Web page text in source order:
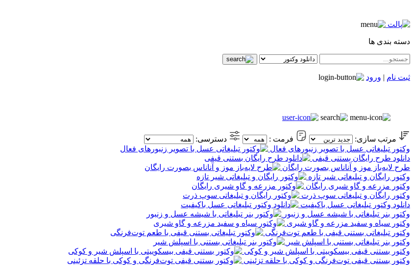
دسته بندی ها
ثبت نام | ورود
مرتب سازی: فرمت :
دسترسی:
وکتور تبلیغاتی عسل با تصویر زنبورهای فعال
دانلود طرح رایگان بستنی قیفی
طرح لایه‌باز موز و آناناس بصورت رایگان
وکتور رایگان و تبلیغاتی شیر تازه
وکتور مزرعه و گاو شیری رایگان
وکتور رایگان و تبلیغاتی سوپ ذرت
دانلود وکتور تبلیغاتی عسل باکیفیت
وکتور بنر تبلیغاتی با شیشه عسل و زنبور
وکتور سیاه و سفید مزرعه و گاو شیری
وکتور تبلیغاتی بستنی قیفی با طعم توت‌فرنگی
وکتور بنر تبلیغاتی بستنی با اسپلش شیر
وکتور بستنی قیفی بیسکوییتی با اسپلش شیر و کوکی
وکتور بستنی قیفی توت‌فرنگی و کوکی با حلقه‌ تزئینی